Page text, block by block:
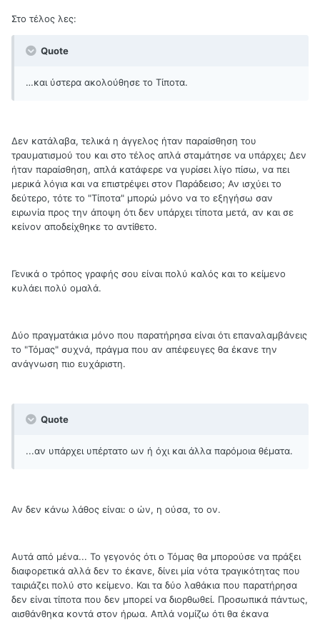
Στο τέλος λες:
Quote
…και ύστερα ακολούθησε το Τίποτα.
Δεν κατάλαβα, τελικά η άγγελος ήταν παραίσθηση του
τραυματισμού του και στο τέλος απλά σταμάτησε να υπάρχει; Δεν
ήταν παραίσθηση, απλά κατάφερε να γυρίσει λίγο πίσω, να πει
μερικά λόγια και να επιστρέψει στον Παράδεισο; Αν ισχύει το
δεύτερο, τότε το "Τίποτα" μπορώ μόνο να το εξηγήσω σαν
ειρωνία προς την άποψη ότι δεν υπάρχει τίποτα μετά, αν και σε
κείνον αποδείχθηκε το αντίθετο.
Γενικά ο τρόπος γραφής σου είναι πολύ καλός και το κείμενο
κυλάει πολύ ομαλά.
Δύο πραγματάκια μόνο που παρατήρησα είναι ότι επαναλαμβάνεις
το "Τόμας" συχνά, πράγμα που αν απέφευγες θα έκανε την
ανάγνωση πιο ευχάριστη.
Quote
...αν υπάρχει υπέρτατο ων ή όχι και άλλα παρόμοια θέματα.
Αν δεν κάνω λάθος είναι: ο ών, η ούσα, το ον.
Αυτά από μένα... Το γεγονός ότι ο Τόμας θα μπορούσε να πράξει
διαφορετικά αλλά δεν το έκανε, δίνει μία νότα τραγικότητας που
ταιριάζει πολύ στο κείμενο. Και τα δύο λαθάκια που παρατήρησα
δεν είναι τίποτα που δεν μπορεί να διορθωθεί. Προσωπικά πάντως,
αισθάνθηκα κοντά στον ήρωα. Απλά νομίζω ότι θα έκανα